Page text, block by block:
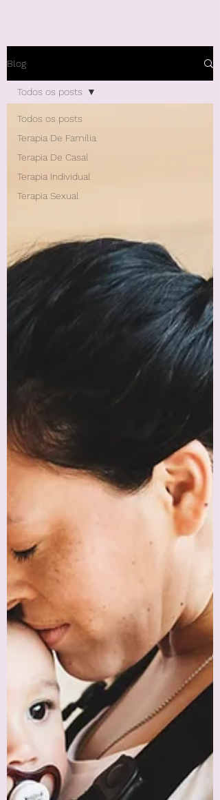
Blog
Todos os posts
Terapia De Família
Terapia De Casal
Terapia Individual
Terapia Sexual
Todos os posts